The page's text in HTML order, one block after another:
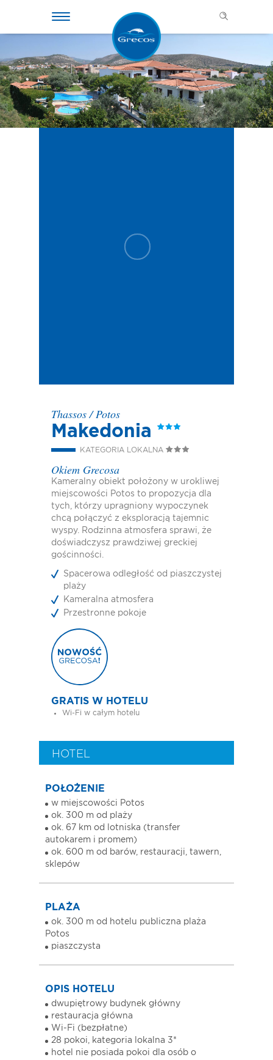
Thassos/Potos
Makedonia
KATEGORIA LOKALNA
Okiem Grecosa
Kameralny obiekt położony w urokliwej
miejscowości Potos to propozycja dla
tych, którzy upragniony wypoczynek
chcą połączyć z eksploracją tajemnic
wyspy. Rodzinna atmosfera sprawi, że
doświadczysz prawdziwej greckiej
gościnności.
Spacerowa odległość od piaszczystej
plaży
Kameralna atmosfera
Przestronne pokoje
GRATIS W HOTELU
Wi-Fi w całym hotelu
HOTEL
POŁOŻENIE
w miejscowości Potos
ok. 300 m od plaży
ok. 67 km od lotniska (transfer
autokarem i promem)
ok. 600 m od barów, restauracji, tawern,
sklepów
PLAŻA
ok. 300 m od hotelu publiczna plaża
Potos
piaszczysta
OPIS HOTELU
dwupiętrowy budynek główny
restauracja główna
Wi-Fi (bezpłatne)
28 pokoi, kategoria lokalna 3*
hotel nie posiada pokoi dla osób o